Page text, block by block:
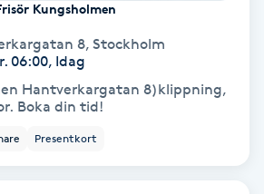
Kungsholmen
8, Stockholm
06:00, Idag
Hantverkargatan 8)klippning,
Boka din tid!
Presentkort